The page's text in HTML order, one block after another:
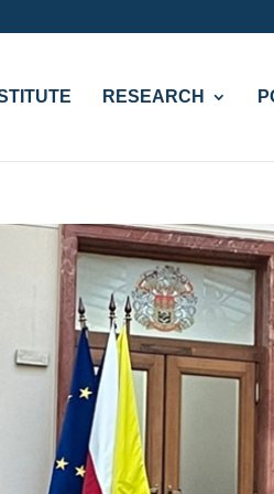
RESEARCH